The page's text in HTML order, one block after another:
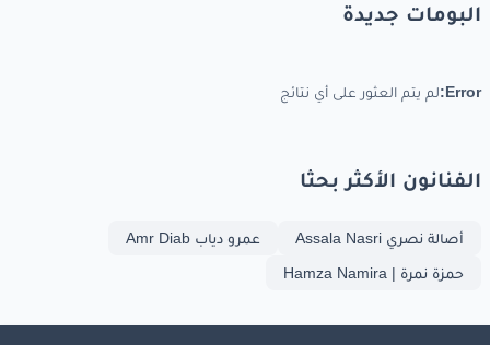
البومات جديدة
Error: لم يتم العثور على أي نتائج
الفنانون الأكثر بحثا
أصالة نصري Assala Nasri
عمرو دياب Amr Diab
حمزة نمرة | Hamza Namira